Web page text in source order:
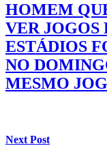
HOMEM
VER JOGOS
ESTÁDIOS
NO
MESMO
Next Post